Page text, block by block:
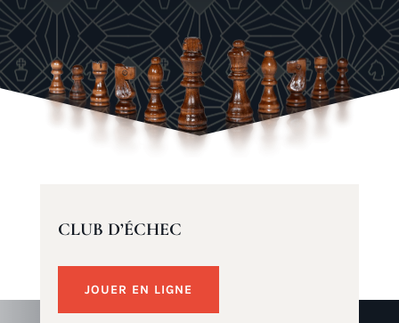
CLUB D’ÉCHEC
JOUER EN LIGNE